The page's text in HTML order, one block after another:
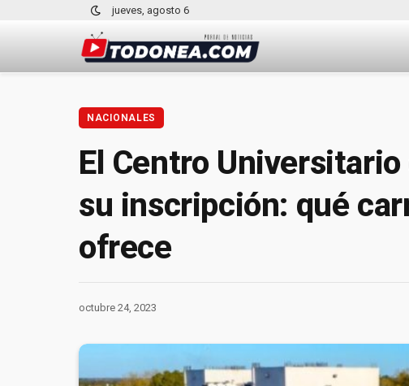
jueves, agosto 6
NACIONALES
El Centro
su inscripción: qué
ofrece
octubre 24, 2023